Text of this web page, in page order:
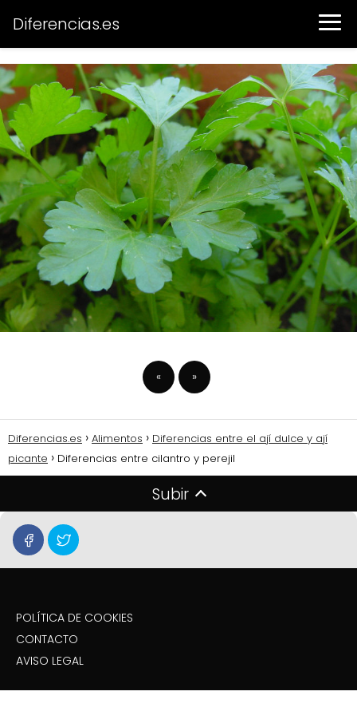
Diferencias.es
« »
Diferencias.es Alimentos
Diferencias entre el ají dulce y ají
picante
Diferencias entre cilantro y perejil
Subir
POLÍTICA DE COOKIES
CONTACTO
AVISO LEGAL